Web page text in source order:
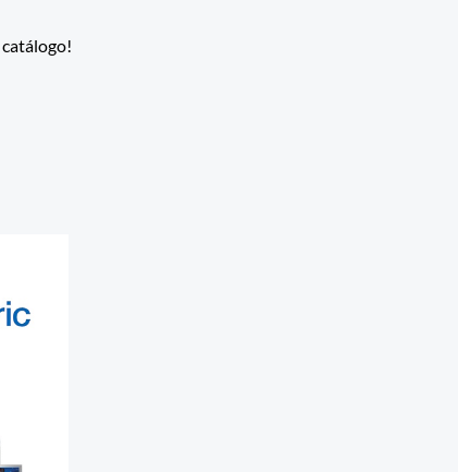
catálogo!